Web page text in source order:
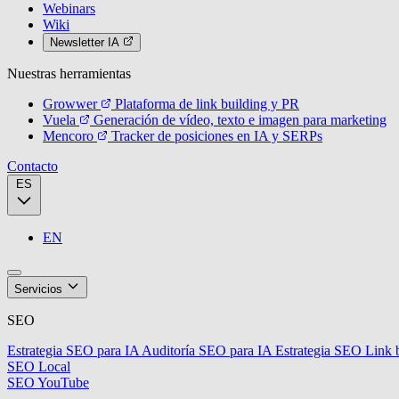
Webinars
Wiki
Newsletter IA
Nuestras herramientas
Growwer
Plataforma de link building y PR
Vuela
Generación de vídeo, texto e imagen para marketing
Mencoro
Tracker de posiciones en IA y SERPs
Contacto
EN
Servicios
SEO
Estrategia SEO para IA Auditoría SEO para IA Estrategia SEO Link
SEO Local
SEO YouTube